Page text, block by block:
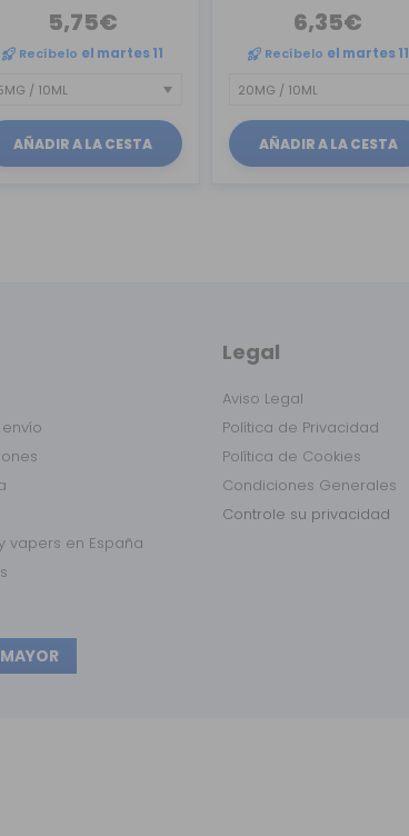
5,75€
Recíbelo el martes 11
AÑADIR A LA CESTA
6,35€
Recíbelo el martes 11
AÑADIR A LA CESTA
vapers en España
Legal
Aviso Legal
Política de Privacidad
Política de Cookies
Condiciones Generales
Controle su privacidad